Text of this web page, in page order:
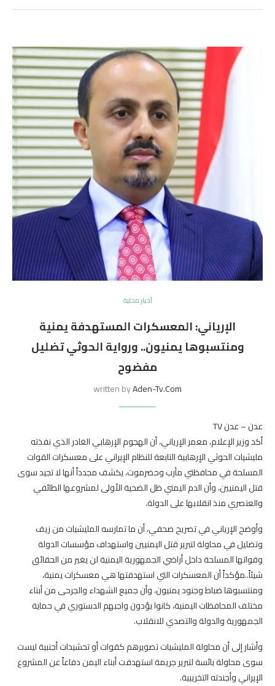
أخبار محلية
الإرياني: المعسكرات المستهدفة يمنية
ومنتسبوها يمنيون.. ورواية الحوثي تضليل
مفضوح
written byAden-Tv.com
عدن – عدن TV
أكد وزير الإعلام، معمر الإرياني، أن الهجوم الإرهابي الغادر الذي نفذته
مليشيات الحوثي الإرهابية التابعة للنظام الإيراني على معسكرات القوات
المسلحة في محافظتي مأرب وحضرموت، يكشف مجدداً أنها لا تجيد سوى
قتل اليمنيين، وأن الدم اليمني ظل الضحية الأولى لمشروعها الطائفي
والعنصري منذ انقلابها على الدولة.
وأوضح الإرياني في تصريح صحفي، أن ما تمارسه المليشيات من زيف
وتضليل في محاولة لتبرير قتل اليمنيين واستهداف مؤسسات الدولة
وقواتها المسلحة داخل أراضي الجمهورية اليمنية لن يغير من الحقائق
شيئاً..مؤكداً أن المعسكرات التي استهدفتها هي معسكرات يمنية،
ومنتسبوها ضباط وجنود يمنيون، وأن جميع الشهداء والجرحى من أبناء
مختلف المحافظات اليمنية، كانوا يؤدون واجبهم الدستوري في حماية
الجمهورية والدولة والتصدي للانقلاب.
وأشار إلى أن محاولة المليشيات تصويرهم كقوات أو تحشيدات أجنبية ليست
سوى محاولة بائسة لتبرير جريمة استهدفت أبناء اليمن دفاعاً عن المشروع
الإيراني وأجندته التخريبية.